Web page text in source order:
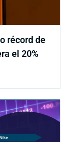
récord de
el 20%